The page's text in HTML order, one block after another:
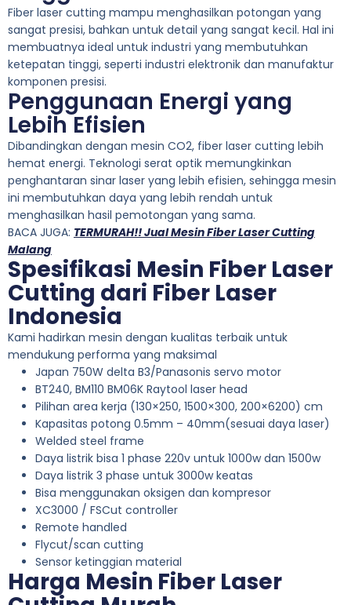
Fiber laser cutting mampu menghasilkan potongan yang
sangat presisi, bahkan untuk detail yang sangat kecil. Hal ini
membuatnya ideal untuk industri yang membutuhkan
ketepatan tinggi, seperti industri elektronik dan manufaktur
komponen presisi.
Penggunaan Energi yang
Lebih Efisien
Dibandingkan dengan mesin CO2, fiber laser cutting lebih
hemat energi. Teknologi serat optik memungkinkan
penghantaran sinar laser yang lebih efisien, sehingga mesin
ini membutuhkan daya yang lebih rendah untuk
menghasilkan hasil pemotongan yang sama.
BACA JUGA: TERMURAH!! Jual Mesin Fiber Laser Cutting
Malang
Spesifikasi Mesin Fiber Laser
Cutting dari Fiber Laser
Indonesia
Kami hadirkan mesin dengan kualitas terbaik untuk
mendukung performa yang maksimal
Japan 750W delta B3/Panasonis servo motor
BT240, BM110 BM06K Raytool laser head
Pilihan area kerja (130×250, 1500×300, 200×6200) cm
Kapasitas potong 0.5mm – 40mm(sesuai daya laser)
Welded steel frame
Daya listrik bisa 1 phase 220v untuk 1000w dan 1500w
Daya listrik 3 phase untuk 3000w keatas
Bisa menggunakan oksigen dan kompresor
XC3000 / FSCut controller
Remote handled
Flycut/scan cutting
Sensor ketinggian material
Harga Mesin Fiber Laser